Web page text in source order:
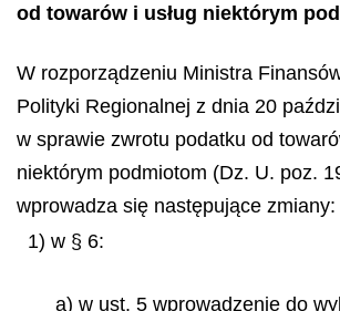
od towarów i usług niektórym
W rozporządzeniu Ministra
Polityki Regionalnej z dnia 20
w sprawie zwrotu podatku od
niektórym podmiotom (Dz. U. poz.
wprowadza się następujące zmiany:
1) w § 6:
a) w ust. 5 wprowadzenie do